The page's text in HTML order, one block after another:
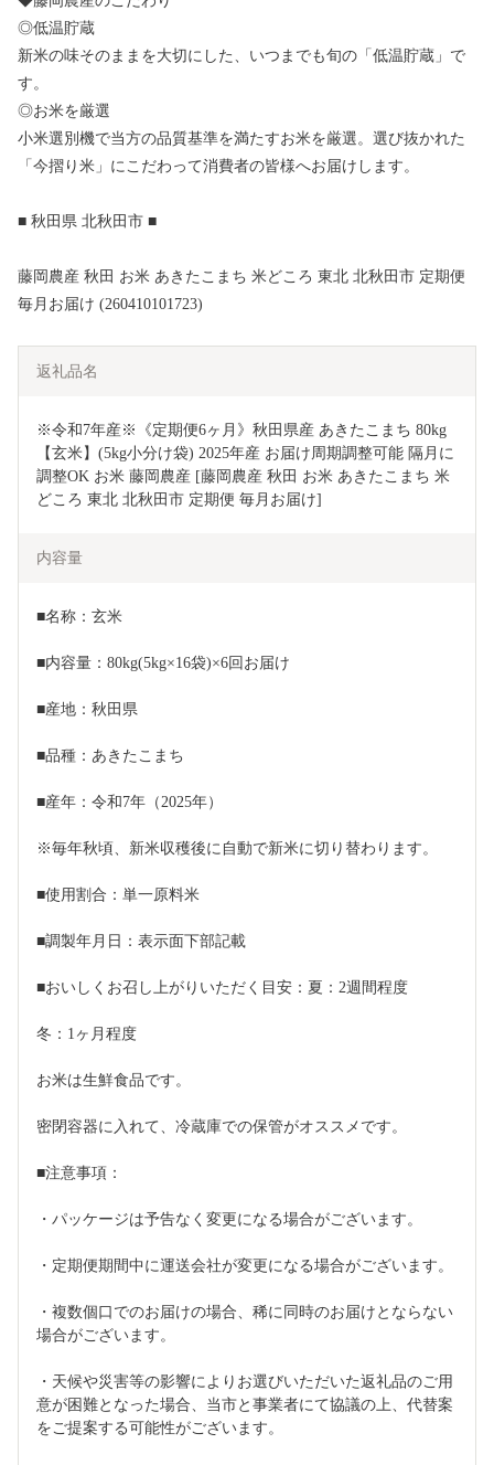
◎低温貯蔵
新米の味そのままを大切にした、いつまでも旬の「低温貯蔵」で
す。
◎お米を厳選
小米選別機で当方の品質基準を満たすお米を厳選。選び抜かれた
「今摺り米」にこだわって消費者の皆様へお届けします。
■ 秋田県 北秋田市 ■
藤岡農産 秋田 お米 あきたこまち 米どころ 東北 北秋田市 定期便
毎月お届け (260410101723)
返礼品名
※令和7年産※《定期便6ヶ月》秋田県産 あきたこまち 80kg
【玄米】(5kg小分け袋) 2025年産 お届け周期調整可能 隔月に
調整OK お米 藤岡農産 [藤岡農産 秋田 お米 あきたこまち 米
どころ 東北 北秋田市 定期便 毎月お届け]
内容量
■名称：玄米
■内容量：80kg(5kg×16袋)×6回お届け
■産地：秋田県
■品種：あきたこまち
■産年：令和7年（2025年）
※毎年秋頃、新米収穫後に自動で新米に切り替わります。
■使用割合：単一原料米
■調製年月日：表示面下部記載
■おいしくお召し上がりいただく目安：夏：2週間程度
冬：1ヶ月程度
お米は生鮮食品です。
密閉容器に入れて、冷蔵庫での保管がオススメです。
■注意事項：
・パッケージは予告なく変更になる場合がございます。
・定期便期間中に運送会社が変更になる場合がございます。
・複数個口でのお届けの場合、稀に同時のお届けとならない
場合がございます。
・天候や災害等の影響によりお選びいただいた返礼品のご用
意が困難となった場合、当市と事業者にて協議の上、代替案
をご提案する可能性がございます。